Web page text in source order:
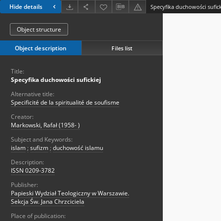
Hide details Specyfika duchowości
Object structure
Object description Files list
Title:
Specyfika duchowości sufickiej
Alternative title:
Specificité de la spiritualité de soufisme
Creator:
Markowski, Rafał (1958- )
Subject and Keywords:
islam ; sufizm ; duchowość islamu
Description:
ISSN 0209-3782
Publisher:
Papieski Wydział Teologiczny w Warszawie.
Sekcja Św. Jana Chrzciciela
Place of publication: